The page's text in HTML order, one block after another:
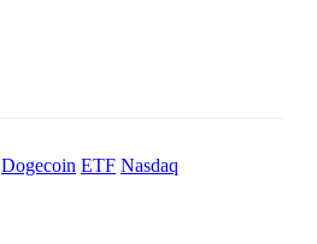
Dogecoin ETF Nasdaq